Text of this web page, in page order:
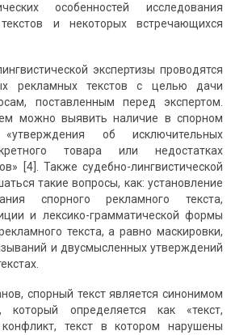
особенностей исследования
и некоторых встречающихся
экспертизы проводятся
рекламных текстов с целью дачи
поставленным перед экспертом.
можно выявить наличие в спорном
об исключительных
товара или недостатках
[4]. Также судебно-лингвистической
такие вопросы, как: установление
спорного рекламного текста,
и лексико-грамматической формы
текста, а равно маскировки,
и двусмысленных утверждений
спорный текст является синонимом
который определяется как «текст,
текст в котором нарушены